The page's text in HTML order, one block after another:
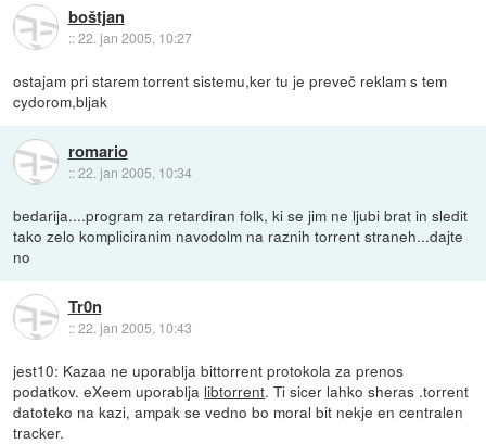
boštjan
::22. jan 2005, 10:27
ostajam pri starem torrent sistemu,ker tu je preveč reklam s tem
cydorom,bljak
romario
::22. jan 2005, 10:34
bedarija....program za retardiran folk, ki se jim ne ljubi brat in sledit
tako zelo kompliciranim navodolm na raznih torrent straneh...dajte
no
Tr0n
::22. jan 2005, 10:43
jest10: Kazaa ne uporablja bittorrent protokola za prenos
podatkov. eXeem uporablja libtorrent. Ti sicer lahko sheras .torrent
datoteko na kazi, ampak se vedno bo moral bit nekje en centralen
tracker.